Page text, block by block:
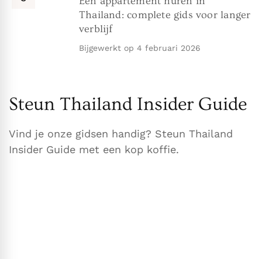
Thailand: complete gids voor langer
verblijf
Bijgewerkt op 4 februari 2026
Steun Thailand Insider Guide
Vind je onze gidsen handig? Steun Thailand
Insider Guide met een kop koffie.